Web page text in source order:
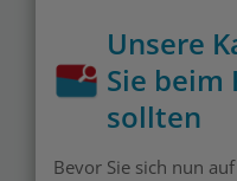
Unsere
Sie beim
sollten
Bevor Sie sich nun